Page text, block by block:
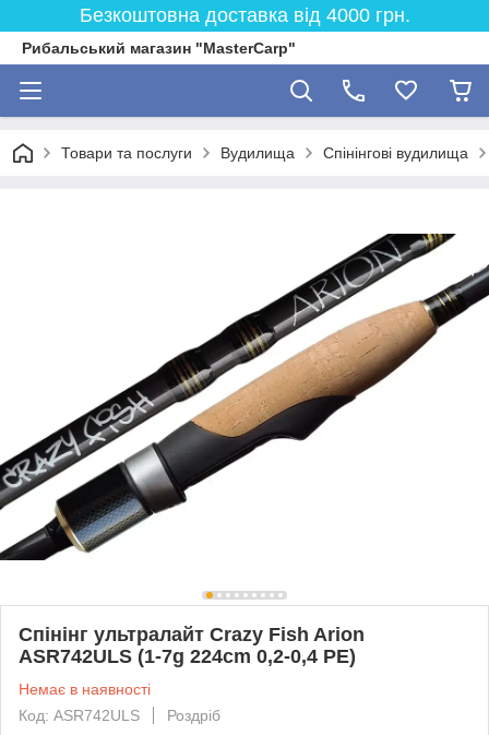
Безкоштовна доставка від 4000 грн.
Рибальський магазин "MasterCarp"
Товари та послуги Вудилища Спінінгові вудилища
Спінінг ультралайт Crazy Fish Arion
ASR742ULS (1-7g 224cm 0,2-0,4 PE)
Немає в наявності
Код: ASR742ULS
Роздріб